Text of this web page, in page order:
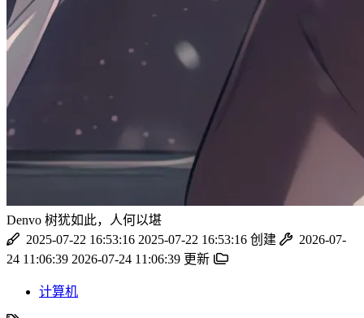
Denvo 树犹如此，人何以堪
2025-07-22 16:53:16 2025-07-22 16:53:16 创建
2026-07-
24 11:06:39 2026-07-24 11:06:39 更新
计算机